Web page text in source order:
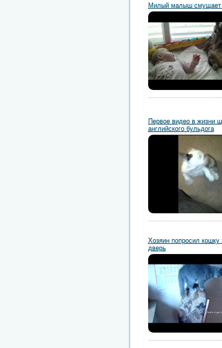
Милый малыш смущает
Первое видео в жизни
английского бульдога
Хозяин попросил кошку
дверь